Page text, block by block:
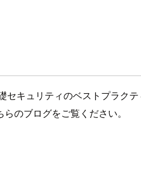
キュリティのベストプラク
のブログをご覧ください。